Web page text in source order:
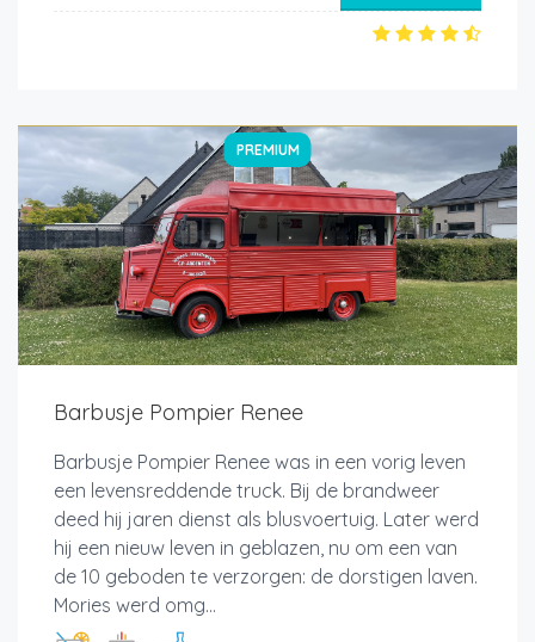
PREMIUM
Barbusje Pompier Renee
Barbusje Pompier Renee was in een vorig leven
een levensreddende truck. Bij de brandweer
deed hij jaren dienst als blusvoertuig. Later werd
hij een nieuw leven in geblazen, nu om een van
de 10 geboden te verzorgen: de dorstigen laven.
Mories werd omg...